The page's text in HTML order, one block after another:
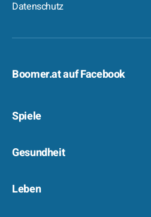
Datenschutz
Boomer.at auf Facebook
Spiele
Gesundheit
Leben